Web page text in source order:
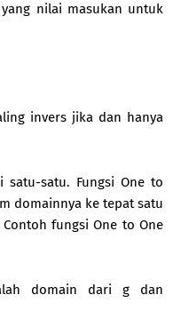
nilai masukan untuk
invers jika dan hanya
satu. Fungsi One to
domainnya ke tepat satu
fungsi One to One
domain dari g dan